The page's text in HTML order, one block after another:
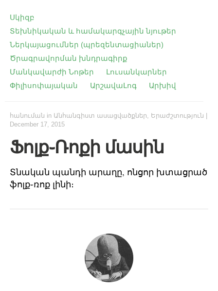
Սկիզբ
Տեխնիկական և համակարգչային նյութեր
Ներկայացումներ (պրեզենտացիաներ)
Ծրագրավորման խնդրագիրք
Մանկավարժի Նոթեր
Լուսանկարներ
Փիլիսոփայական
ԱրշավաԼոգ Արխիվ
հանուման in Անհանգիստ ասացվածքներ, Երաժշտություն
December 17, 2015
Ֆոլք֊Ռոքի մասին
Տնական պանդի արաղը, ոնցոր խտացրած
ֆոլք֊ռոք լինի։